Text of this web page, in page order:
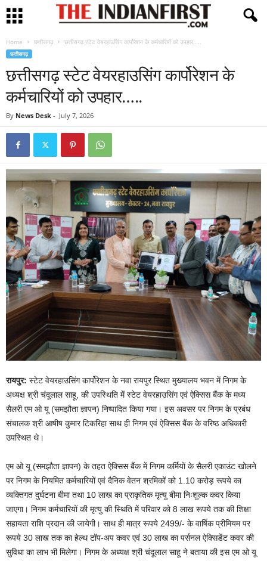
Home छत्तीसगढ़ छत्तीसगढ़ स्टेट वेयरहाउसिंग कार्पोरेशन के कर्मचारियों को उपहार…..
छत्तीसगढ़
छत्तीसगढ़ स्टेट वेयरहाउसिंग कार्पोरेशन के
कर्मचारियों को उपहार…..
By News Desk - July 7, 2026
रायपुर: स्टेट वेयरहाउसिंग कार्पोरेशन के नवा रायपुर स्थित मुख्यालय भवन में निगम के
अध्यक्ष श्री चंदूलाल साहू, की उपस्थिति में स्टेट वेयरहाउसिंग एवं ऐक्सिस बैंक के मध्य
सैलरी एम ओ यू (समझौता ज्ञापन) निष्पादित किया गया। इस अवसर पर निगम के प्रबंध
संचालक श्री आषीष कुमार टिकरिहा साथ ही निगम एवं ऐक्सिस बैंक के वरिष्ठ अधिकारी
उपस्थित थे।
एम ओ यू (समझौता ज्ञापन) के तहत ऐक्सिस बैंक में निगम कर्मियों के सैलरी एकाउंट खोलने
पर निगम के नियमित कर्मचारियों एवं दैनिक वेतन श्रमिकों को 1.10 करोड़ रूपये का
व्यक्तिगत दुर्घटना बीमा तथा 10 लाख का प्राकृतिक मृत्यु बीमा निःशुल्क कवर किया
जाएगा। निगम कर्मचारियों की मृत्यु की स्थिति में परिवार को 8 लाख रूपये तक की शिक्षा
सहायता राशि प्रदान की जायेगी। साथ ही मात्र रूपये 2499/- के वार्षिक प्रीमियम पर
रूपये 30 लाख तक का हेल्थ टॉप-अप कवर एवं 30 लाख का पर्सनल ऐक्सिडेंट कवर की
सुविधा का लाभ भी मिलेगा। निगम के अध्यक्ष श्री चंदूलाल साहू ने बताया की इस एम ओ यू